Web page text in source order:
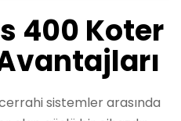
400 Koter
sistemler arasında